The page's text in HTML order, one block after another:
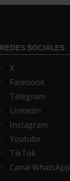
REDES SOCIALES
X
Facebook
Telegram
Linkedin
Instagram
Youtube
TikTok
Canal WhatsApp